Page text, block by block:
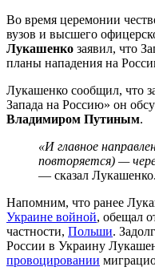
Во время церемонии
вузов и высшего
Лукашенко заявил, что
планы нападения на
Лукашенко сообщил, что
Запада на Россию» он
Владимиром Путиным.
«И главное
повторяется) —
— сказал Лукашенко.
Напомним, что ранее
Украине войной, обещал
частности, Польши.
России в Украину
провоцировании